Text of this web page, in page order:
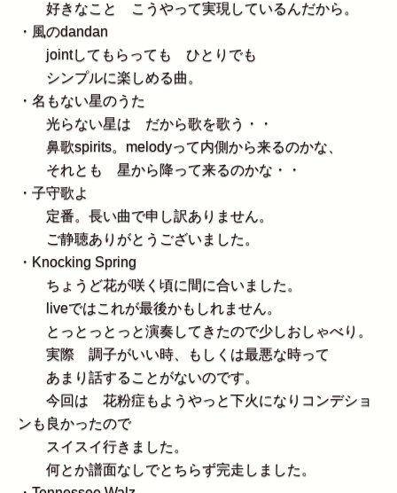
好きなこと こうやって実現しているんだから。
・風のdandan
jointしてもらっても ひとりでも
シンプルに楽しめる曲。
・名もない星のうた
光らない星は だから歌を歌う・・
鼻歌spirits。melodyって内側から来るのかな、
それとも 星から降って来るのかな・・
・子守歌よ
定番。長い曲で申し訳ありません。
ご静聴ありがとうございました。
・Knocking Spring
ちょうど花が咲く頃に間に合いました。
liveではこれが最後かもしれません。
とっとっとっと演奏してきたので少しおしゃべり。
実際 調子がいい時、もしくは最悪な時って
あまり話することがないのです。
今回は 花粉症もようやっと下火になりコンデショ
ンも良かったので
スイスイ行きました。
何とか譜面なしでとちらず完走しました。